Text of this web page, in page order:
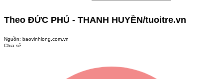
Theo ĐỨC PHÚ - THANH HUYỀN/tuoitre.vn
Nguồn: baovinhlong.com.vn
Chia sẻ